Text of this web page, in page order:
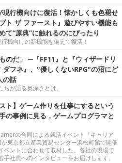
現行機向けに復活！懐かしくも色褪せ
ト ザ ファースト』遊びやすい機能も
て“原典”に触れるのにぴったり
機向けの新機能を備えて復活！
のだ」 ─『FF11』と『ウィザードリ
ダフネ』、"優しくないRPG"の沼にど
の話
が語る奥深さとは。
ト】ゲーム作りを仕事にするという
の事例に見る，ゲームプログラマと
の合同による就活イベント「キャリア
東京都立産業貿易センター浜松町館で開催
ベントに合わせて取材した、各社の現場で
手社員へのインタビューをお届けします。